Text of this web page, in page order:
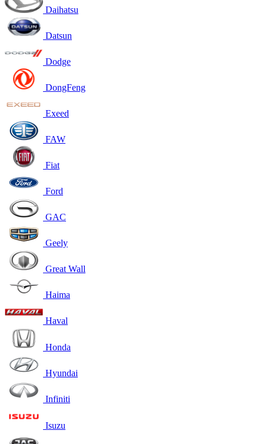
Daihatsu
Datsun
Dodge
DongFeng
Exeed
FAW
Fiat
Ford
GAC
Geely
Great Wall
Haima
Haval
Honda
Hyundai
Infiniti
Isuzu